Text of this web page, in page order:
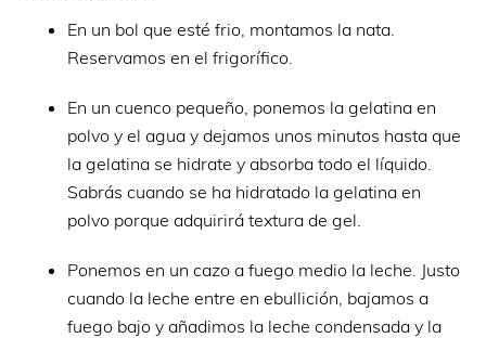
En un bol que esté frio, montamos la nata.
Reservamos en el frigorífico.
En un cuenco pequeño, ponemos la gelatina en
polvo y el agua y dejamos unos minutos hasta que
la gelatina se hidrate y absorba todo el líquido.
Sabrás cuando se ha hidratado la gelatina en
polvo porque adquirirá textura de gel.
Ponemos en un cazo a fuego medio la leche. Justo
cuando la leche entre en ebullición, bajamos a
fuego bajo y añadimos la leche condensada y la